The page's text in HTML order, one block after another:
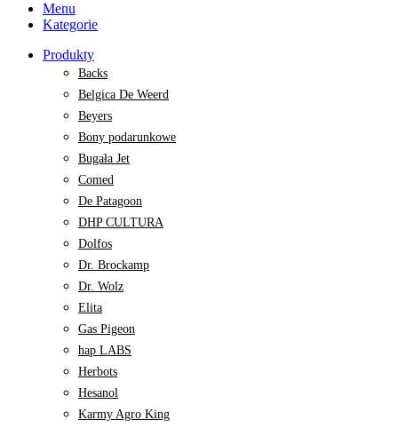
Menu
Kategorie
Produkty
Backs
Belgica De Weerd
Beyers
Bony podarunkowe
Bugała Jet
Comed
De Patagoon
DHP CULTURA
Dolfos
Dr. Brockamp
Dr. Wolz
Elita
Gas Pigeon
hap LABS
Herbots
Hesanol
Karmy Agro King